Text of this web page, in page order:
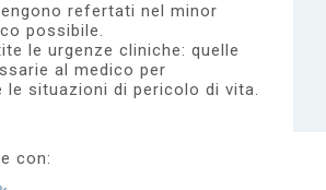
refertati nel minor
possibile.
le urgenze cliniche: quelle
al medico per
le situazioni di pericolo di vita.
con: